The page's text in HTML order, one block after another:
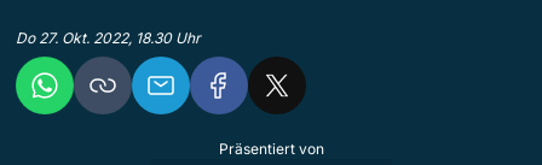
Do 27. Okt. 2022, 18.30 Uhr
Präsentiert von